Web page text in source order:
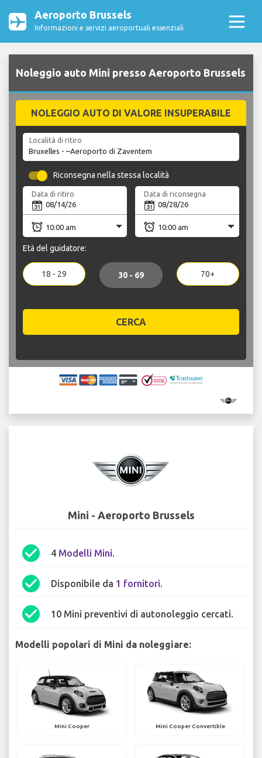
Aeroporto Brussels
Informazioni e servizi aeroportuali essenziali
Noleggio auto Mini presso Aeroporto Brussels
NOLEGGIO AUTO DI VALORE INSUPERABILE
Località di ritiro
Riconsegna nella stessa località
Data di ritiro Data di riconsegna
Età del guidatore:
18 - 29 30 - 69 70+
CERCA
Mini - Aeroporto Brussels
check_circle 4 Modelli Mini.
check_circle Disponibile da 1 fornitori.
check_circle 10 Mini preventivi di autonoleggio cercati.
Modelli popolari di Mini da noleggiare:
Mini Cooper Mini Cooper Convertible